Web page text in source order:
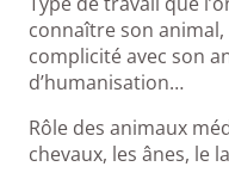
connaître son
complicité avec son
d’humanisation…
Rôle des animaux
chevaux, les ânes, le